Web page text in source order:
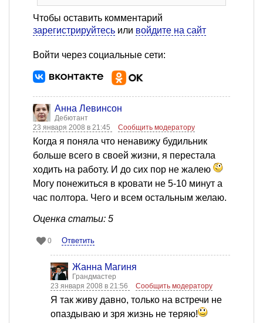
Чтобы оставить комментарий
зарегистрируйтесь или войдите на сайт
Войти через социальные сети:
Анна Левинсон
Дебютант
23 января 2008 в 21:45
Сообщить модератору
Когда я поняла что ненавижу будильник
больше всего в своей жизни, я перестала
ходить на работу. И до сих пор не жалею
Могу понежиться в кровати не 5-10 минут а
час полтора. Чего и всем остальным желаю.
Оценка статьи: 5
0 Ответить
Жанна Магиня
Грандмастер
23 января 2008 в 21:56
Сообщить модератору
Я так живу давно, только на встречи не
опаздываю и зря жизнь не теряю!